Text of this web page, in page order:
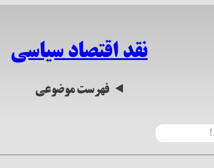
نقد اقتصاد سیاسی
فهرست موضوعی